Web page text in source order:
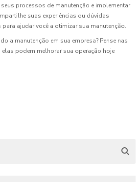
processos de manutenção e implementar
suas experiências ou dúvidas
ajudar você a otimizar sua manutenção.
a manutenção em sua empresa? Pense nas
podem melhorar sua operação hoje